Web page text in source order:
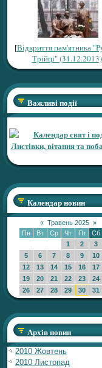
[Відкриття пам'ятника
Трійці" (31.12.2013)
Важливі події
Календар новин
« Травень 2025 »
Пн
Вт Ср Чт Пт Сб
1
2 3
5
6 7 8 9 10
12
13 14 15 16 17
19
20 21 22 23 24
26
27 28 29 30 31
Архів новин
2010 Жовтень
2010 Листопад